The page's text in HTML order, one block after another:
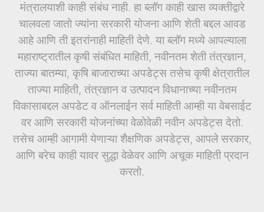
मंत्रालयाशी काही संबंध नाही. हा ब्लॉग काही खास व्यक्तीद्वारे
चालवला जातो ज्यांना सरकारी योजना आणि शेती बद्दल आवड
आहे आणि ती इतरांनाही माहिती देणे. या ब्लॉग मध्ये आपल्याला
महाराष्ट्रातील कृषी संबंधित माहिती, नवीनतम शेती तंत्रज्ञान,
ताज्या बातम्या, कृषि बाजाराच्या अपडेट्स तसेच कृषी क्षेत्रातील
ताज्या माहिती, तंत्रज्ञान व उत्पादन विधानाच्या नवीनतम
विकासाबद्दल अपडेट व ऑनलाईन सर्व माहिती आम्ही या वेबसाईट
वर आणि सरकारी योजनांच्या वेळोवेळी नवीन अपडेट्स देतो.
तसेच आम्ही आगामी येणाऱ्या शैक्षणिक अपडेट्स, आपले सरकार,
आणि बरेच काही यावर सुद्धा वेळेवर आणि अचूक माहिती प्रदान
करतो.